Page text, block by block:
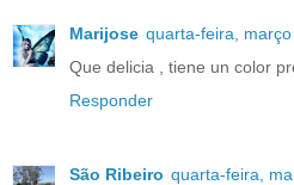
Marijose quarta-feira,
Que delicia , tiene un color
Responder
São Ribeiro quarta-feira,